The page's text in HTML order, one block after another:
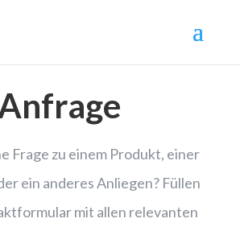
Frage zu einem Produkt, einer
ein anderes Anliegen? Füllen
mit allen relevanten